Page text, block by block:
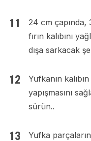
24 cm
fırın kalıbını
dışa sarkacak
Yufkanın
yapışmasını
sürün..
Yufka